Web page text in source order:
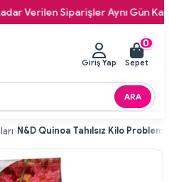
Siparişler Aynı Gün Kapınıza
ARA
Giriş Yap
0
Sepet